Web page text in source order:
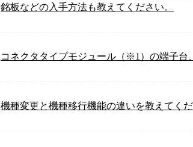
銘板などの入手方法も教えてください。
コネクタタイプモジュール（※1）の端子台
機種変更と機種移行機能の違いを教えてくだ